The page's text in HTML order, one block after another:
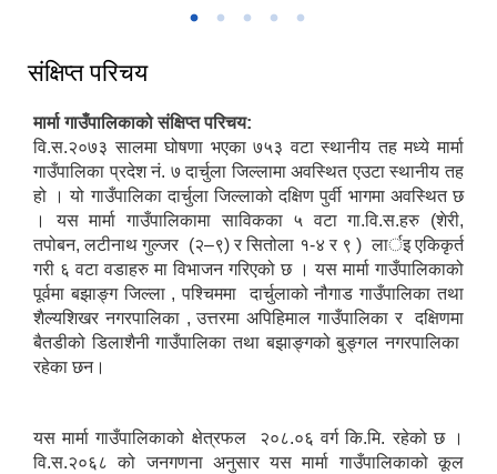
संक्षिप्त परिचय
मार्मा गाउँपालिकाको संक्षिप्त परिचय:
वि.स.२०७३ सालमा घोषणा भएका ७५३ वटा स्थानीय तह मध्ये मार्मा
गाउँपालिका प्रदेश नं. ७ दार्चुला जिल्लामा अवस्थित एउटा स्थानीय तह
हो । यो गाउँपालिका दार्चुला जिल्लाको दक्षिण पुर्वी भागमा अवस्थित छ
। यस मार्मा गाउँपालिकामा साविकका ५ वटा गा.वि.स.हरु (शेरी,
तपोबन, लटीनाथ गुल्जर (२–९) र सितोला १-४ र ९ ) लार्इ एकिकृर्त
गरी ६ वटा वडाहरु मा विभाजन गरिएको छ । यस मार्मा गाउँपालिकाको
पूर्वमा बझाङ्ग जिल्ला , पश्चिममा दार्चुलाको नौगाड गाउँपालिका तथा
शैल्यशिखर नगरपालिका , उत्तरमा अपिहिमाल गाउँपालिका र दक्षिणमा
बैतडीको डिलाशैनी गाउँपालिका तथा बझाङ्गको बुङ्गल नगरपालिका
रहेका छन।
यस मार्मा गाउँपालिकाको क्षेत्रफल २०८.०६ वर्ग कि.मि. रहेको छ ।
वि.स.२०६८ को जनगणना अनुसार यस मार्मा गाउँपालिकाको कूल